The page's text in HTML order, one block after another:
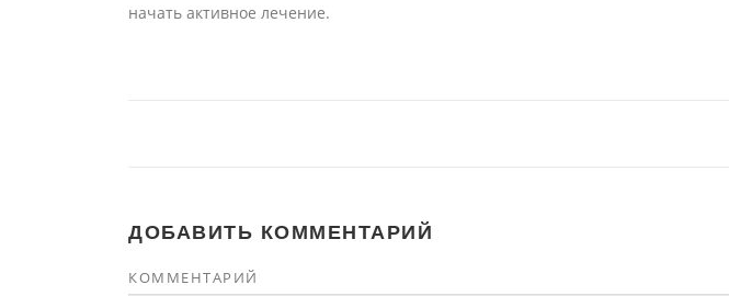
начать активное лечение.
ДОБАВИТЬ КОММЕНТАРИЙ
КОММЕНТАРИЙ